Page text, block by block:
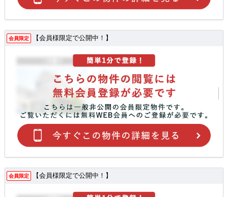
会員限定 【会員様限定で公開中！】
会員限定 【会員様限定で公開中！】